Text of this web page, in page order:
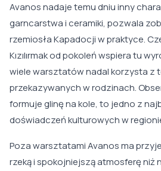
Avanos nadaje temu dniu inny
garncarstwa i ceramiki, pozwala
rzemiosła Kapadocji w praktyce.
Kızılırmak od pokoleń wspiera tu
wiele warsztatów nadal korzysta z
przekazywanych w rodzinach.
formuje glinę na kole, to jedno z
doświadczeń kulturowych w
Poza warsztatami Avanos ma
rzeką i spokojniejszą atmosferę niż